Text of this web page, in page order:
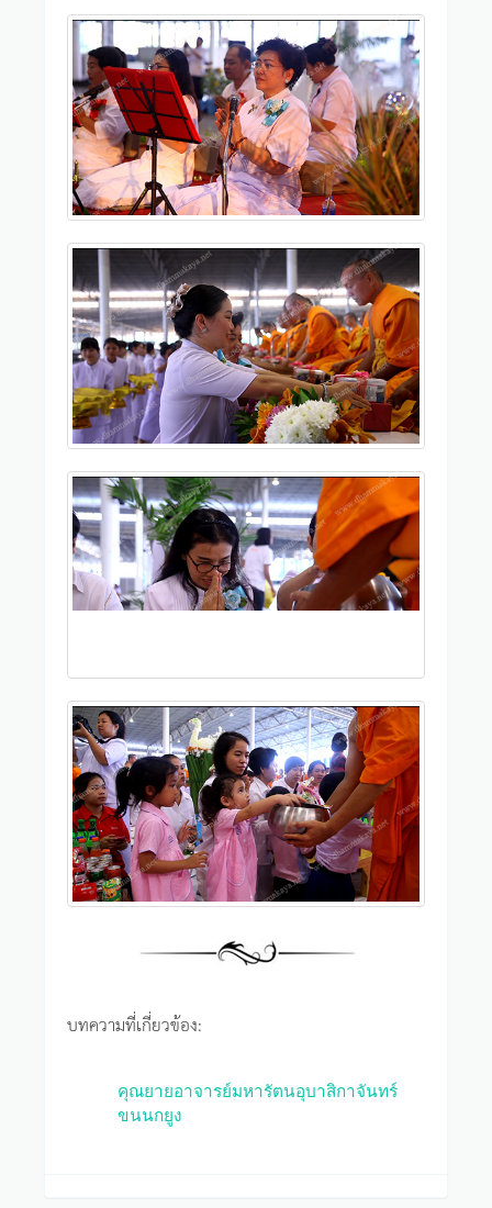
บทความที่เกี่ยวข้อง:
คุณยายอาจารย์มหารัตนอุบาสิกาจันทร์
ขนนกยูง